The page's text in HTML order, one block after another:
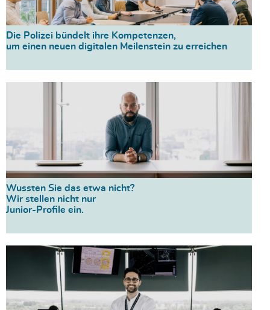
Die Polizei bündelt ihre Kompetenzen,
um einen neuen digitalen Meilenstein zu erreichen
Wussten Sie das etwa nicht?
Wir stellen nicht nur
Junior-Profile ein.